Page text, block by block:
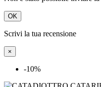
OK
Scrivi la tua recensione
×
-10%